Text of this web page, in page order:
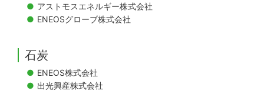
アストモスエネルギー株式会社
ENEOSグローブ株式会社
石炭
ENEOS株式会社
出光興産株式会社